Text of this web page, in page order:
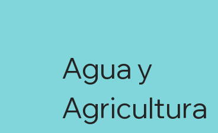
Agua y
Agricultura